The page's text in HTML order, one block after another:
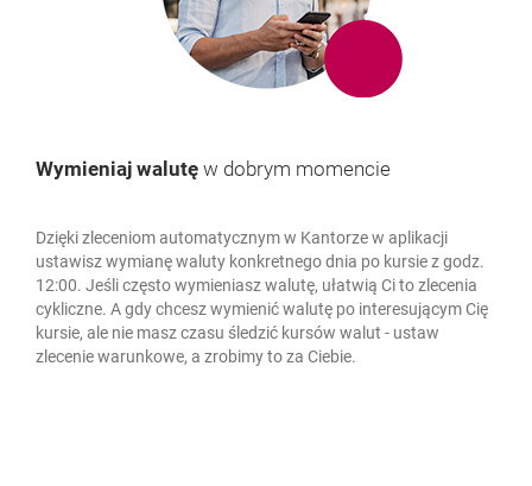
Wymieniaj walutę w dobrym momencie
Dzięki zleceniom automatycznym w Kantorze w aplikacji
ustawisz wymianę waluty konkretnego dnia po kursie z godz.
12:00. Jeśli często wymieniasz walutę, ułatwią Ci to zlecenia
cykliczne. A gdy chcesz wymienić walutę po interesującym Cię
kursie, ale nie masz czasu śledzić kursów walut - ustaw
zlecenie warunkowe, a zrobimy to za Ciebie.